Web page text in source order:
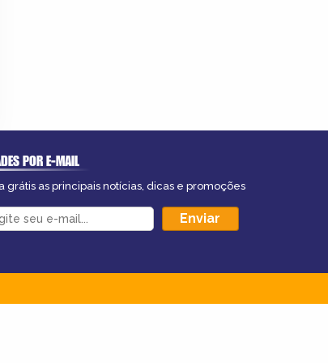
POR E-MAIL
grátis as principais notícias, dicas e promoções